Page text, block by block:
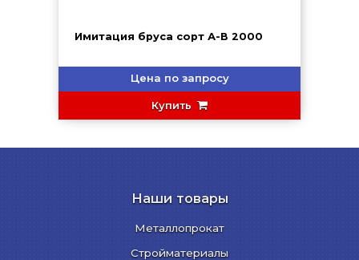
Имитация бруса сорт А-В 2000
Цена по запросу
Купить
Наши товары
Металлопрокат
Стройматериалы